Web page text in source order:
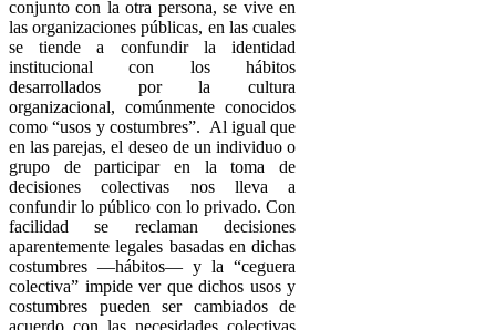
conjunto con la otra persona, se vive en
las organizaciones públicas, en las cuales
se tiende a confundir la identidad
institucional con los hábitos
desarrollados por la cultura
organizacional, comúnmente conocidos
como “usos y costumbres”. Al igual que
en las parejas, el deseo de un individuo o
grupo de participar en la toma de
decisiones colectivas nos lleva a
confundir lo público con lo privado. Con
facilidad se reclaman decisiones
aparentemente legales basadas en dichas
costumbres —hábitos— y la “ceguera
colectiva” impide ver que dichos usos y
costumbres pueden ser cambiados de
acuerdo con las necesidades colectivas